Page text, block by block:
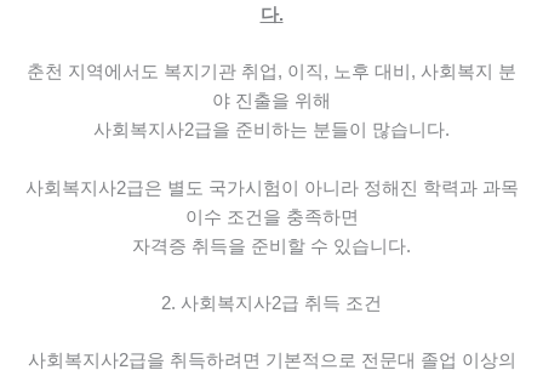
다.
춘천 지역에서도 복지기관 취업, 이직, 노후 대비, 사회복지 분
야 진출을 위해
사회복지사2급을 준비하는 분들이 많습니다.
사회복지사2급은 별도 국가시험이 아니라 정해진 학력과 과목
이수 조건을 충족하면
자격증 취득을 준비할 수 있습니다.
2. 사회복지사2급 취득 조건
사회복지사2급을 취득하려면 기본적으로 전문대 졸업 이상의